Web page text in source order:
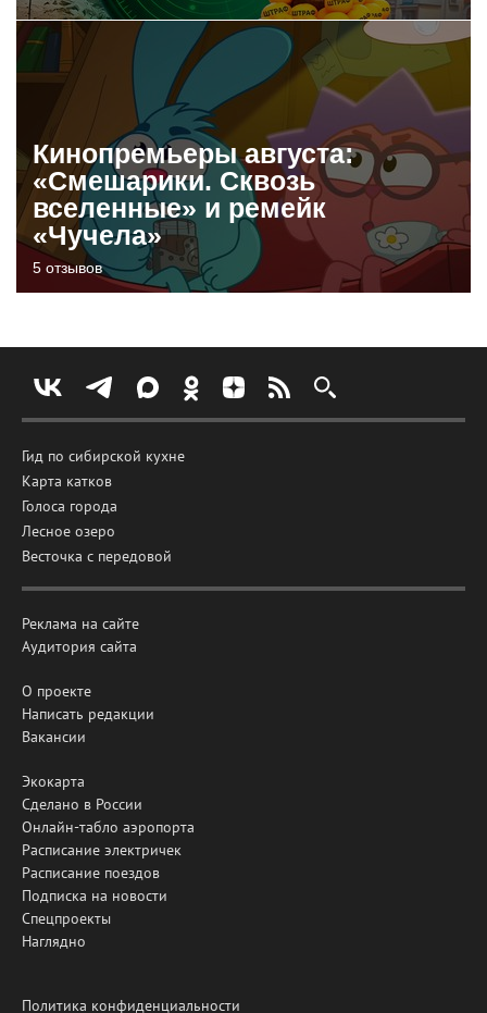
Кинопремьеры августа:
«Смешарики. Сквозь
вселенные» и ремейк
«Чучела»
5 отзывов
Гид по сибирской кухне
Карта катков
Голоса города
Лесное озеро
Весточка с передовой
Реклама на сайте
Аудитория сайта
О проекте
Написать редакции
Вакансии
Экокарта
Сделано в России
Онлайн-табло аэропорта
Расписание электричек
Расписание поездов
Подписка на новости
Спецпроекты
Наглядно
Политика конфиденциальности